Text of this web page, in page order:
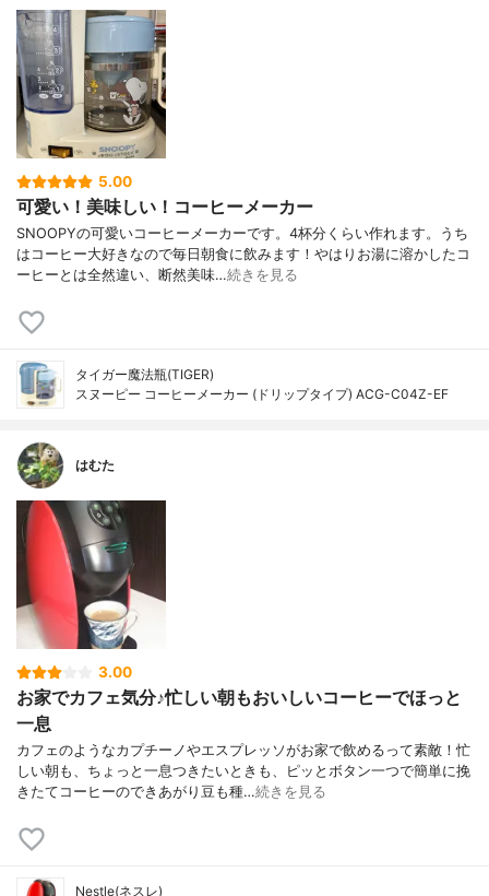
5.00
可愛い！美味しい！コーヒーメーカー
SNOOPYの可愛いコーヒーメーカーです。4杯分くらい作れます。うち
はコーヒー大好きなので毎日朝食に飲みます！やはりお湯に溶かしたコ
ーヒーとは全然違い、断然美味…続きを見る
タイガー魔法瓶(TIGER)
スヌーピー コーヒーメーカー (ドリップタイプ) ACG-C04Z-EF
はむた
3.00
お家でカフェ気分♪忙しい朝もおいしいコーヒーでほっと
一息
カフェのようなカプチーノやエスプレッソがお家で飲めるって素敵！忙
しい朝も、ちょっと一息つきたいときも、ピッとボタン一つで簡単に挽
きたてコーヒーのできあがり豆も種…続きを見る
Nestle(ネスレ)